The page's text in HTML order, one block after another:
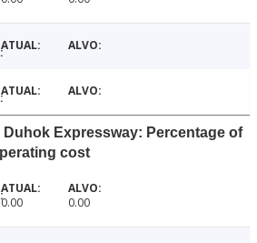
Duhok Expressway: Percentage of
cost
0.00 0.00